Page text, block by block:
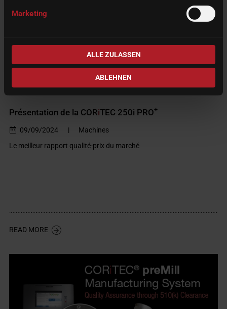
Marketing
ALLE ZULASSEN
ABLEHNEN
Présentation de la CORiTEC 250i PRO+
09/09/2024 |
Machines
Le meilleur rapport qualité-prix du marché
READ MORE